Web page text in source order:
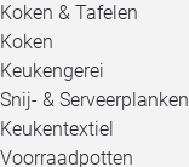
Koken & Tafelen
Koken
Keukengerei
Snij- & Serveerplanken
Keukentextiel
Voorraadpotten